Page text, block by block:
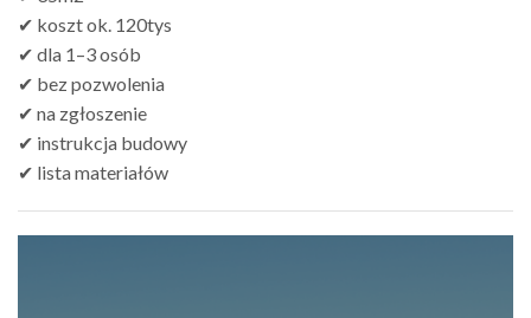
✔ koszt ok. 120tys
✔ dla 1–3 osób
✔ bez pozwolenia
✔ na zgłoszenie
✔ instrukcja budowy
✔ lista materiałów